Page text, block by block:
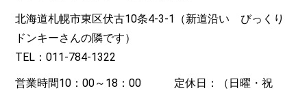
北海道札幌市東区伏古10条4-3-1（新道沿い びっくり
ドンキーさんの隣です）
TEL：011-784-1322
営業時間10：00～18：00 定休日：（日曜・祝